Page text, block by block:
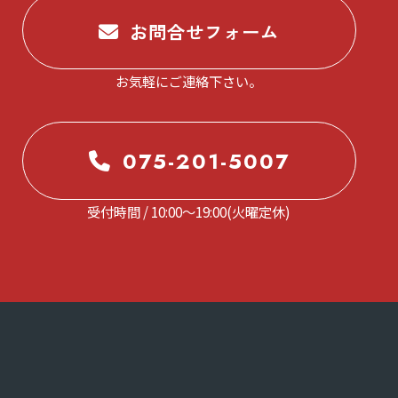
お問合せフォーム
お気軽にご連絡下さい。
075-201-5007
受付時間 / 10:00～19:00(火曜定休)